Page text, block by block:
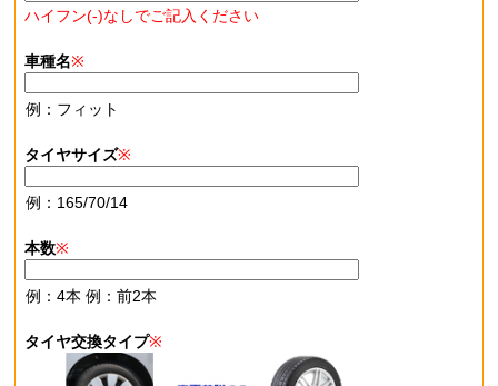
ハイフン(-)なしでご記入ください
車種名※
例：フィット
タイヤサイズ※
例：165/70/14
本数※
例：4本 例：前2本
タイヤ交換タイプ※